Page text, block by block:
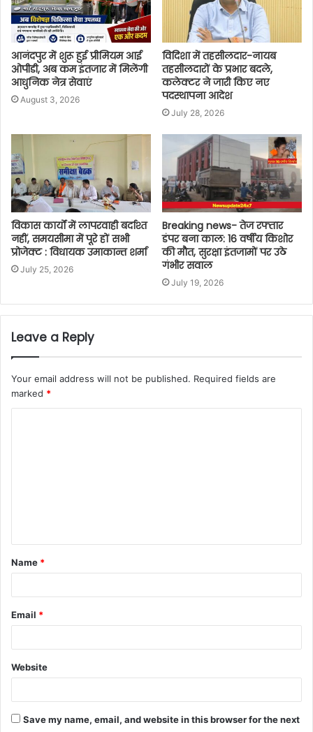
आनंदपुर में शुरू हुई प्रीमियम आई
ओपीडी, अब कम इंतजार में मिलेंगी
आधुनिक नेत्र सेवाएं
August 3, 2026
विदिशा में तहसीलदार-नायब
तहसीलदारों के प्रभार बदले,
कलेक्टर ने जारी किए नए
पदस्थापना आदेश
July 28, 2026
विकास कार्यों में लापरवाही बर्दाश्त
नहीं, समयसीमा में पूरे हों सभी
प्रोजेक्ट : विधायक उमाकान्त शर्मा
July 25, 2026
Breaking news- तेज रफ्तार
डंपर बना काल: 16 वर्षीय किशोर
की मौत, सुरक्षा इंतजामों पर उठे
गंभीर सवाल
July 19, 2026
Leave a Reply
Your email address will not be published. Required fields are
marked *
t
*
Name *
Email *
Website
Save my name, email, and website in this browser for the next